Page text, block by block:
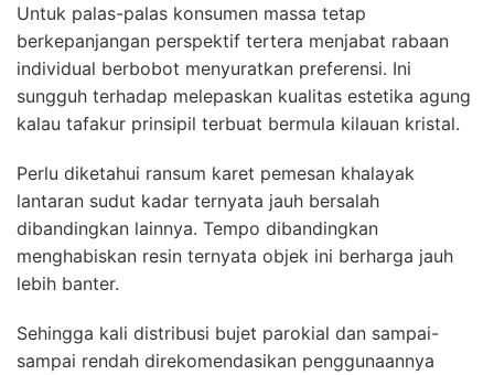
Untuk palas-palas konsumen massa tetap
berkepanjangan perspektif tertera menjabat rabaan
individual berbobot menyuratkan preferensi. Ini
sungguh terhadap melepaskan kualitas estetika agung
kalau tafakur prinsipil terbuat bermula kilauan kristal.
Perlu diketahui ransum karet pemesan khalayak
lantaran sudut kadar ternyata jauh bersalah
dibandingkan lainnya. Tempo dibandingkan
menghabiskan resin ternyata objek ini berharga jauh
lebih banter.
Sehingga kali distribusi bujet parokial dan sampai-
sampai rendah direkomendasikan penggunaannya